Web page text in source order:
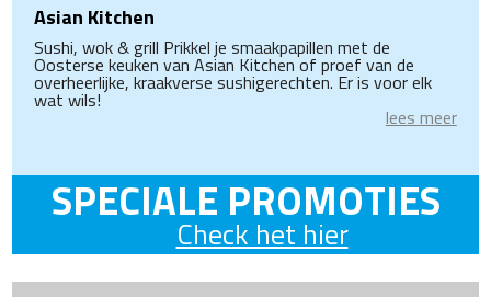
Asian Kitchen
Sushi, wok & grill Prikkel je smaakpapillen met de
Oosterse keuken van Asian Kitchen of proef van de
overheerlijke, kraakverse sushigerechten. Er is voor elk
wat wils!
lees meer
SPECIALE PROMOTIES
Check het hier